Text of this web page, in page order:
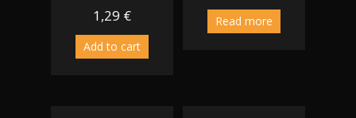
1,29 €
Add to cart
Read more